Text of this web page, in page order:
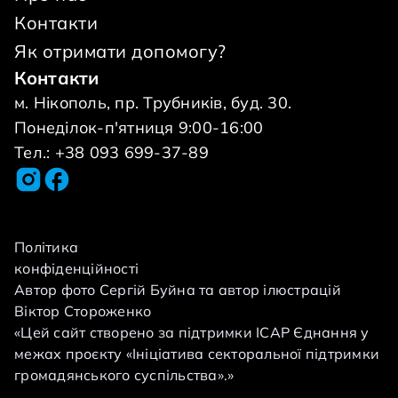
на сам з важкою хворобою. Лікар який
оперує сотні дітей призначив операцію за
тиждень! Ми розуміємо, що нам буде важко,
але як би Ви знали, як це важливо для нас!
Моя мама &mdash; Анна, сильна і
незламна.&nbsp;Але її очі сповнені тривоги.
Родина звернулась до фонду про
допомогу.&nbsp; Сума операції 70000 грн.
тиждень. &nbsp; Допоможіть повернути
Маркові рух, мрію та дитинство без болю.
Навіть найменший внесок - це крок до
великого дива. &nbsp;
Контакти
Як отримати допомогу?
Контакти
м. Нікополь, пр. Трубників, буд. 30.
Понеділок-п'ятниця 9:00-16:00
Тел.: +38 093 699-37-89
Політика
конфіденційності
Автор фото Сергій Буйна та автор ілюстрацій
Віктор Стороженко
«Цей сайт створено за підтримки ІСАР Єднання у
межах проєкту «Ініціатива секторальної підтримки
громадянського суспільства».»